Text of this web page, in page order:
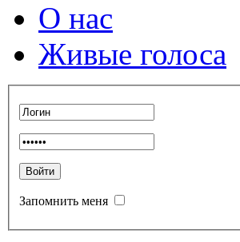
О нас
Живые голоса
Запомнить меня